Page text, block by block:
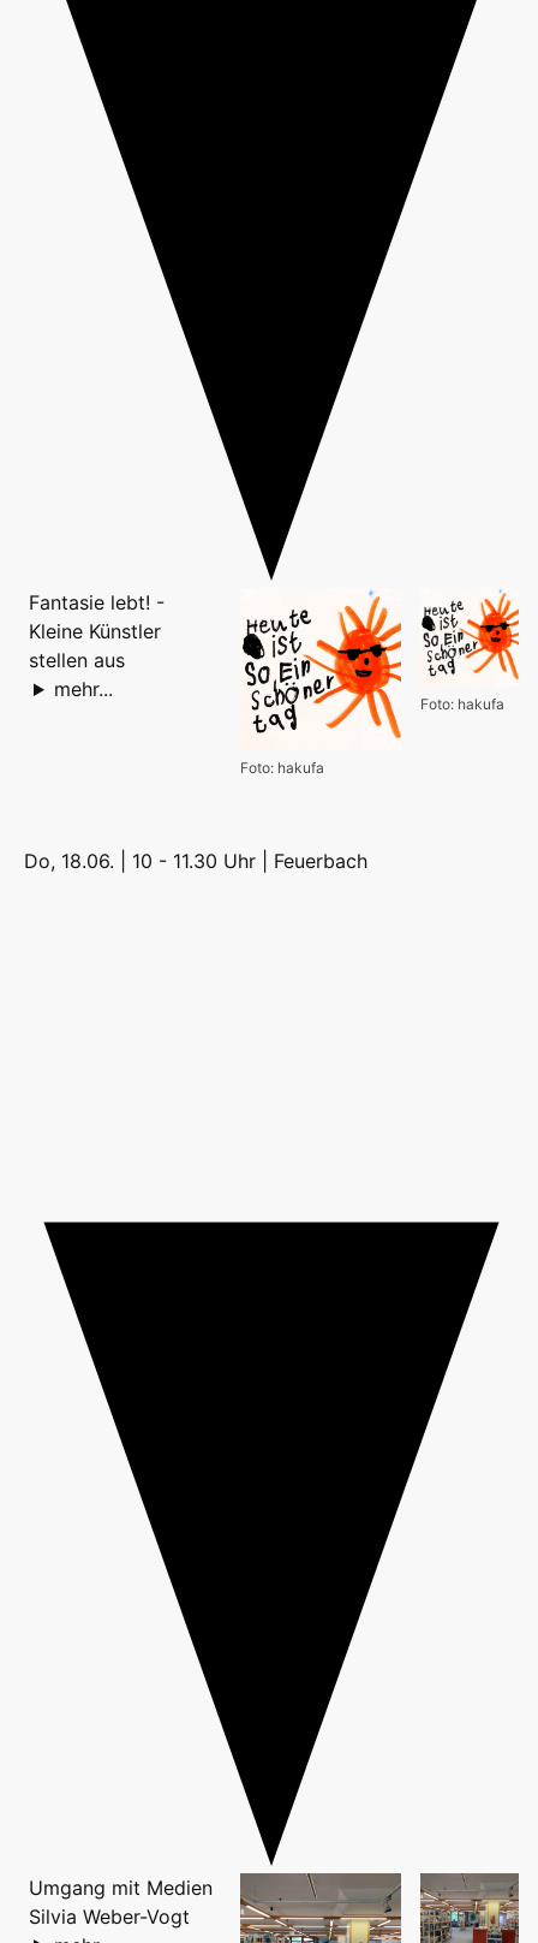
Foto: hakufa
Foto: hakufa
Fantasie lebt! -
Kleine Künstler
stellen aus
mehr...
Do, 18.06. | 10 - 11.30 Uhr | Feuerbach
Umgang mit Medien
Silvia Weber-Vogt